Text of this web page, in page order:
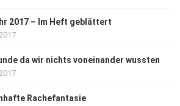
2017 – Im Heft geblättert
da wir nichts voneinander wussten
Rachefantasie